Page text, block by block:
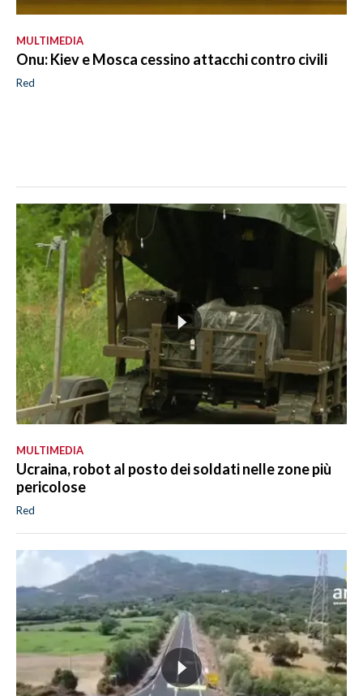
MULTIMEDIA
Onu: Kiev e Mosca cessino attacchi contro civili
Red
MULTIMEDIA
Ucraina, robot al posto dei soldati nelle zone più
pericolose
Red